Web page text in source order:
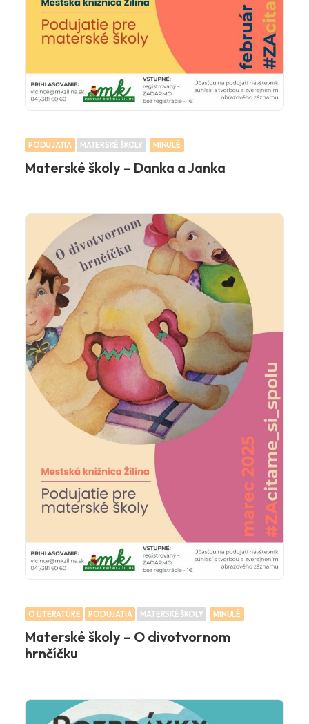
PODUJATIA MATERSKÉ ŠKOLY MINULÉ
Materské školy – Danka a Janka
O LITERATÚRE PODUJATIA MATERSKÉ ŠKOLY MINULÉ
Materské školy – O divotvornom
hrnčíčku